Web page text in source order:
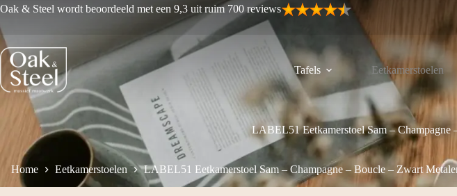
Ga
de
inhoud
Oak & Steel wordt beoordeeld met een 9,3 uit ruim 700 reviews
Tafels Eetkamerstoelen
LABEL51 Eetkamerstoel Sam – Champagne
Home Eetkamerstoelen LABEL51 Eetkamerstoel Sam – Champagne – Boucle – Zwart